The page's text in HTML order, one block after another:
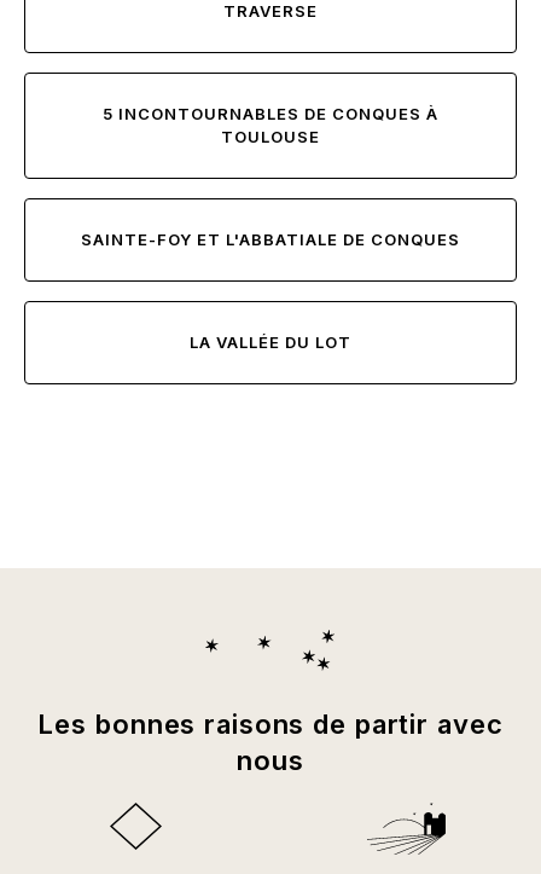
TRAVERSE
5 INCONTOURNABLES DE CONQUES À
TOULOUSE
SAINTE-FOY ET L'ABBATIALE DE CONQUES
LA VALLÉE DU LOT
Les bonnes raisons de partir avec
nous